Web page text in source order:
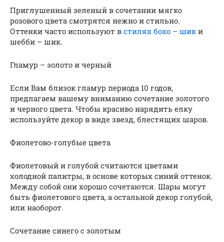
Приглушенный зеленый в сочетании мягко
розового цвета смотрятся нежно и стильно.
Оттенки часто используют в стилях бохо – шик и
шебби – шик.
Гламур – золото и черный
Если Вам близок гламур периода 10 годов,
предлагаем вашему вниманию сочетание золотого
и черного цвета. Чтобы красиво нарядить елку
используйте декор в виде звезд, блестящих шаров.
Фиoлeтoвo-гoлyбыe цвeтa
Фиолетовый и голубой считаются цветами
холодной палитры, в основе которых синий оттенок.
Между собой они хорошо сочетаются. Шары могут
быть фиолетового цвета, а остальной декор голубой,
или наоборот.
Сочетание синего с золотым